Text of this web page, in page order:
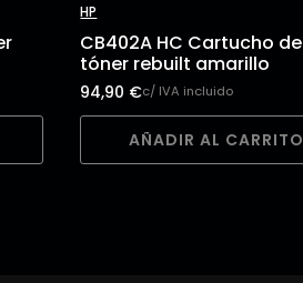
HP
CB402A HC Cartucho de
tóner rebuilt amarillo
94,90 €c/ IVA incluido
AÑADIR AL CARRITO